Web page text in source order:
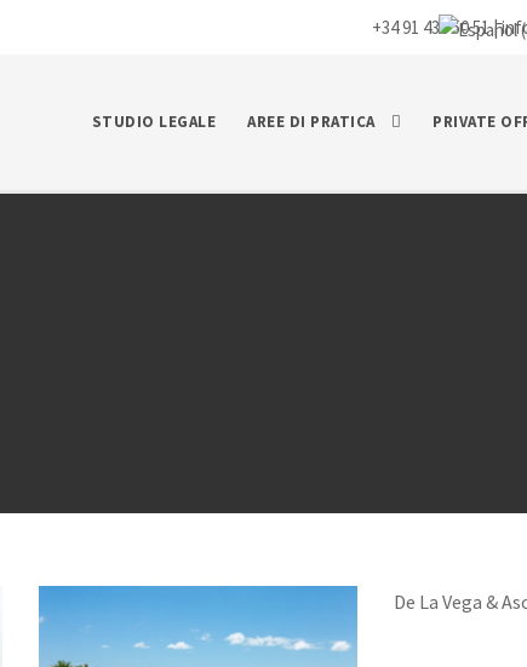
+34 91 435 50 51 |
STUDIO LEGALE AREE DI PRATICA PRIVATE
De La Vega &